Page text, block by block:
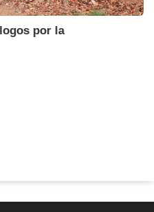
por la